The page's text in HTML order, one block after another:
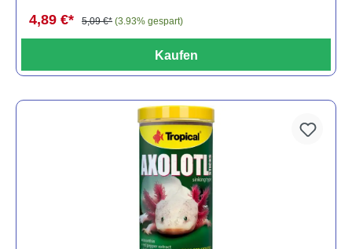
4,89 €* 5,09 €* (3.93% gespart)
Kaufen